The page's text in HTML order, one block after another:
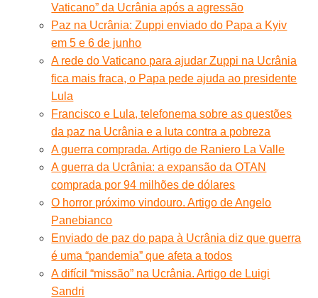
Vaticano” da Ucrânia após a agressão
Paz na Ucrânia: Zuppi enviado do Papa a Kyiv
em 5 e 6 de junho
A rede do Vaticano para ajudar Zuppi na Ucrânia
fica mais fraca, o Papa pede ajuda ao presidente
Lula
Francisco e Lula, telefonema sobre as questões
da paz na Ucrânia e a luta contra a pobreza
A guerra comprada. Artigo de Raniero La Valle
A guerra da Ucrânia: a expansão da OTAN
comprada por 94 milhões de dólares
O horror próximo vindouro. Artigo de Angelo
Panebianco
Enviado de paz do papa à Ucrânia diz que guerra
é uma “pandemia” que afeta a todos
A difícil “missão” na Ucrânia. Artigo de Luigi
Sandri